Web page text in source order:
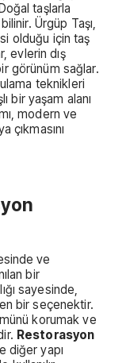
taşlarla
Ürgüp Taşı,
olduğu için taş
evlerin dış
görünüm sağlar.
teknikleri
bir yaşam alanı
modern ve
çıkmasını
ve
bir
sayesinde,
bir seçenektir.
korumak ve
Restorasyon
diğer yapı